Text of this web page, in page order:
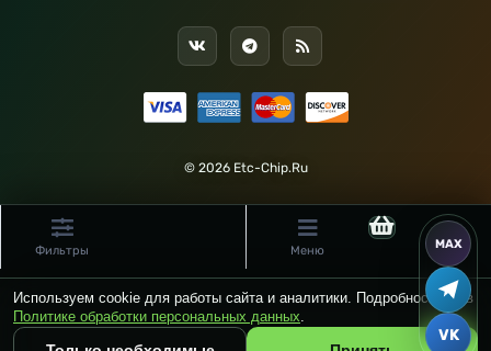
© 2026 Etc-Chip.Ru
Фильтры Меню
Используем cookie для работы сайта и аналитики. Подробности — в
Политике обработки персональных данных.